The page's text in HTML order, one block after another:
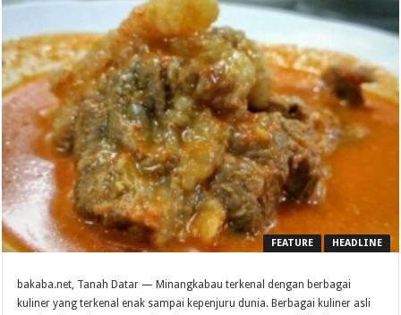
FEATURE HEADLINE
bakaba.net, Tanah Datar — Minangkabau terkenal dengan berbagai
kuliner yang terkenal enak sampai kepenjuru dunia. Berbagai kuliner asli